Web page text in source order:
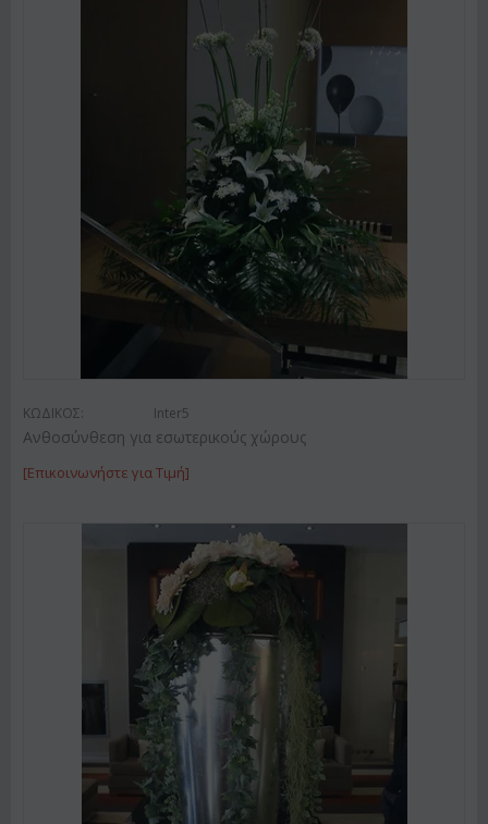
ΚΩΔΙΚΟΣ: Inter5
Ανθοσύνθεση για εσωτερικούς χώρους
[Επικοινωνήστε για Τιμή]